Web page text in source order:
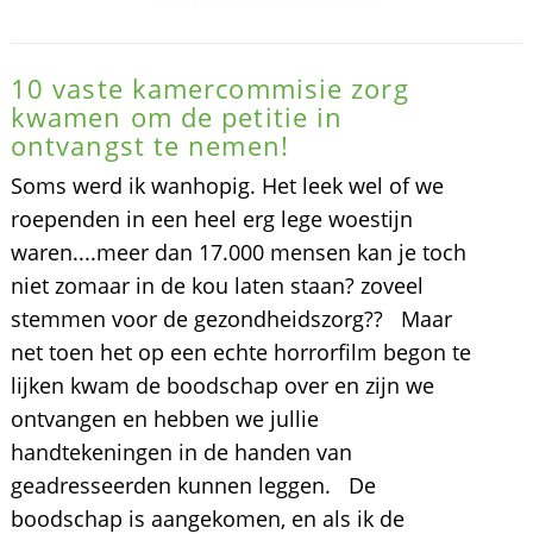
10 vaste kamercommisie zorg
kwamen om de petitie in
ontvangst te nemen!
Soms werd ik wanhopig. Het leek wel of we
roependen in een heel erg lege woestijn
waren....meer dan 17.000 mensen kan je toch
niet zomaar in de kou laten staan? zoveel
stemmen voor de gezondheidszorg?? Maar
net toen het op een echte horrorfilm begon te
lijken kwam de boodschap over en zijn we
ontvangen en hebben we jullie
handtekeningen in de handen van
geadresseerden kunnen leggen. De
boodschap is aangekomen, en als ik de